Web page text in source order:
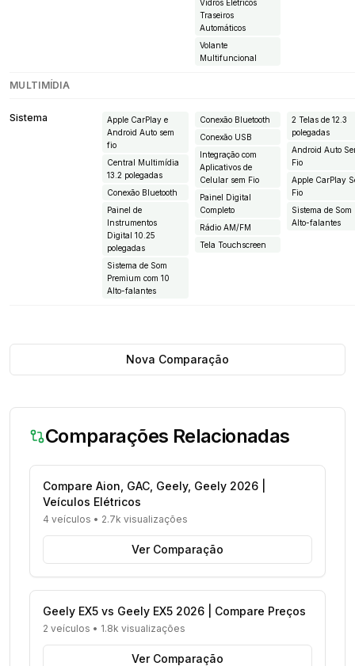
Vidros Elétricos
Traseiros
Automáticos
Volante
Multifuncional
MULTIMÍDIA
Sistema
Apple CarPlay e
Android Auto sem
fio
Central Multimídia
13.2 polegadas
Conexão Bluetooth
Painel de
Instrumentos
Digital 10.25
polegadas
Sistema de Som
Premium com 10
Alto-falantes
Conexão Bluetooth
Conexão USB
Integração com
Aplicativos de
Celular sem Fio
Painel Digital
Completo
Rádio AM/FM
Tela Touchscreen
2 Telas de 12.3
polegadas
Android Auto
Fio
Apple CarPlay
Fio
Sistema de Som
Alto-falantes
Nova Comparação
Comparações Relacionadas
Compare Aion, GAC, Geely, Geely 2026 |
Veículos Elétricos
4 veículos • 2.7k visualizações
Ver Comparação
Geely EX5 vs Geely EX5 2026 | Compare Preços
2 veículos • 1.8k visualizações
Ver Comparação